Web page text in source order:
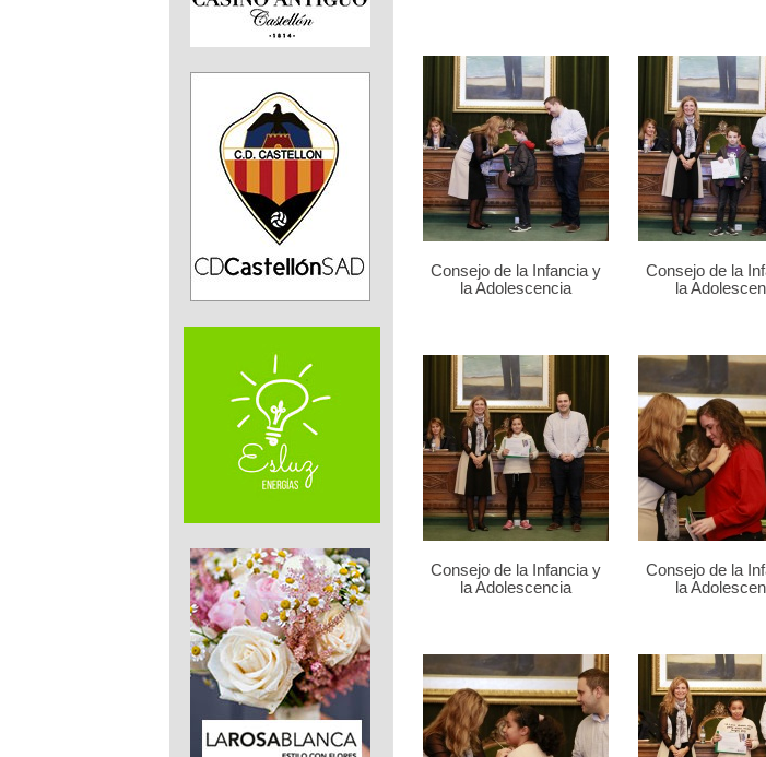
Consejo de la Infancia y
la Adolescencia
Consejo de la
la
Consejo de la Infancia y
la Adolescencia
Consejo de la
la